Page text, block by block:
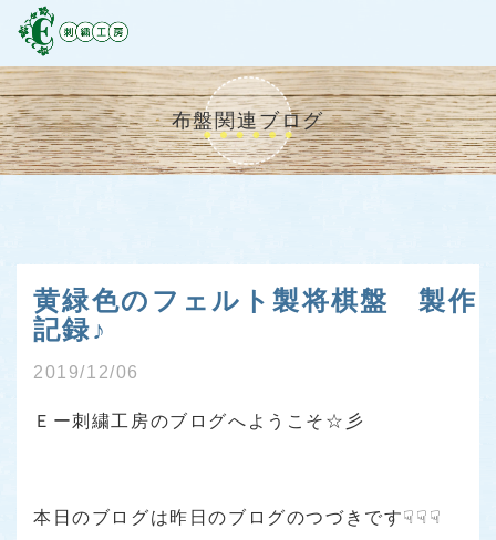
布盤関連ブログ
黄緑色のフェルト製将棋盤 製作
記録♪
2019/12/06
Ｅー刺繍工房のブログへようこそ☆彡
本日のブログは昨日のブログのつづきです☟☟☟